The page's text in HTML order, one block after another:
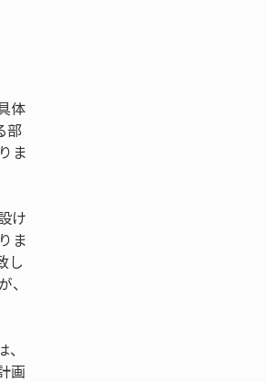
体
部
ま
け
ま
し
、
画